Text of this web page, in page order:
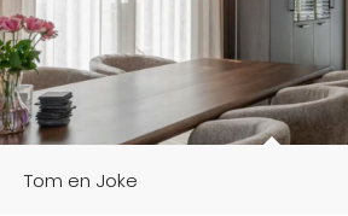
Tom en Joke